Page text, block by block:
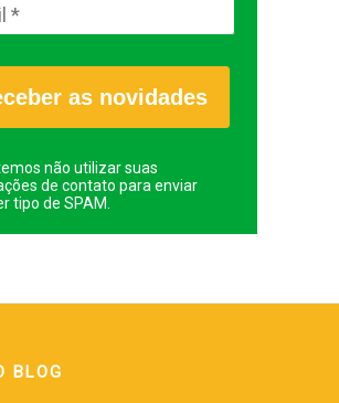
as novidades
não utilizar suas
de contato para enviar
tipo de SPAM.
BLOG